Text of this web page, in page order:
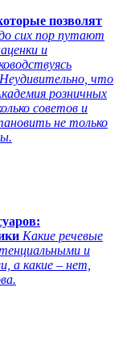
позволят
сих пор путают
и
что
розничных
советов и
не только
Какие речевые
и
а какие – нет,